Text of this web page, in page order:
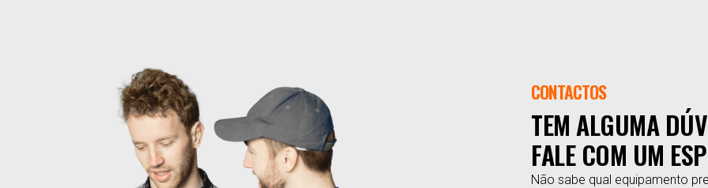
CONTACTOS
TEM ALGUMA
FALE COM UM
Não sabe qual equipamento